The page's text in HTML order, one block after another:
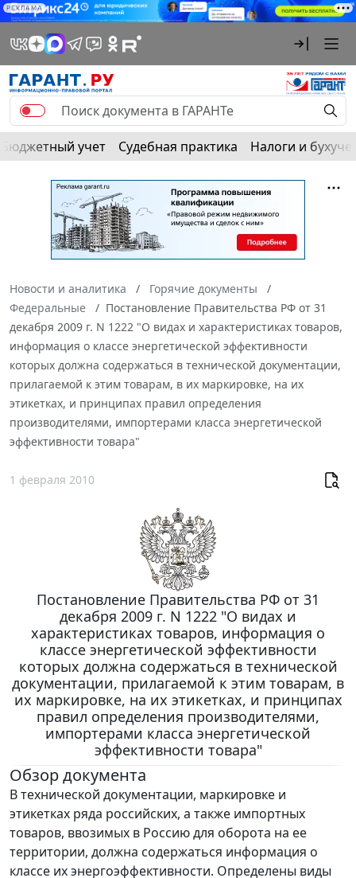
РЕКЛАМА
Бюджетный учет Судебная практика Налоги и
Новости и аналитика
Горячие документы
Федеральные
Постановление Правительства РФ от 31
декабря 2009 г. N 1222 "О видах и характеристиках товаров,
информация о классе энергетической эффективности
которых должна содержаться в технической документации,
прилагаемой к этим товарам, в их маркировке, на их
этикетках, и принципах правил определения
производителями, импортерами класса энергетической
эффективности товара"
1 февраля 2010
Постановление Правительства РФ от 31
декабря 2009 г. N 1222 "О видах и
характеристиках товаров, информация о
классе энергетической эффективности
которых должна содержаться в технической
документации, прилагаемой к этим товарам, в
их маркировке, на их этикетках, и принципах
правил определения производителями,
импортерами класса энергетической
эффективности товара"
Обзор документа
В технической документации, маркировке и
этикетках ряда российских, а также импортных
товаров, ввозимых в Россию для оборота на ее
территории, должна содержаться информация о
классе их энергоэффективности. Определены виды